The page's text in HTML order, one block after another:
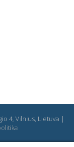
4, Vilnius, Lietuva |